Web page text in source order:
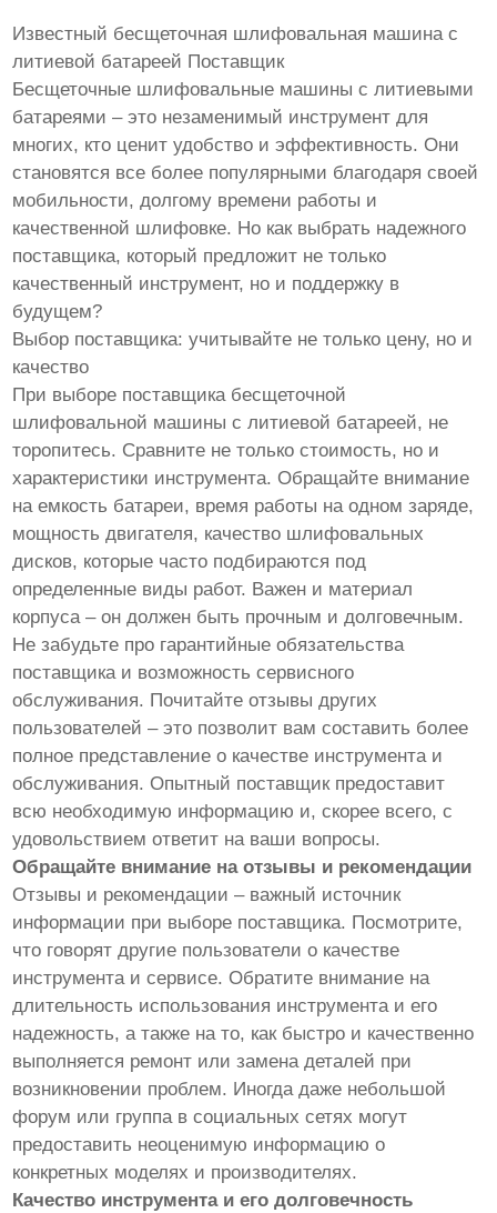
Известный бесщеточная шлифовальная машина с
литиевой батареей Поставщик
Бесщеточные шлифовальные машины с литиевыми
батареями – это незаменимый инструмент для
многих, кто ценит удобство и эффективность. Они
становятся все более популярными благодаря своей
мобильности, долгому времени работы и
качественной шлифовке. Но как выбрать надежного
поставщика, который предложит не только
качественный инструмент, но и поддержку в
будущем?
Выбор поставщика: учитывайте не только цену, но и
качество
При выборе поставщика бесщеточной
шлифовальной машины с литиевой батареей, не
торопитесь. Сравните не только стоимость, но и
характеристики инструмента. Обращайте внимание
на емкость батареи, время работы на одном заряде,
мощность двигателя, качество шлифовальных
дисков, которые часто подбираются под
определенные виды работ. Важен и материал
корпуса – он должен быть прочным и долговечным.
Не забудьте про гарантийные обязательства
поставщика и возможность сервисного
обслуживания. Почитайте отзывы других
пользователей – это позволит вам составить более
полное представление о качестве инструмента и
обслуживания. Опытный поставщик предоставит
всю необходимую информацию и, скорее всего, с
удовольствием ответит на ваши вопросы.
Обращайте внимание на отзывы и рекомендации
Отзывы и рекомендации – важный источник
информации при выборе поставщика. Посмотрите,
что говорят другие пользователи о качестве
инструмента и сервисе. Обратите внимание на
длительность использования инструмента и его
надежность, а также на то, как быстро и качественно
выполняется ремонт или замена деталей при
возникновении проблем. Иногда даже небольшой
форум или группа в социальных сетях могут
предоставить неоценимую информацию о
конкретных моделях и производителях.
Качество инструмента и его долговечность